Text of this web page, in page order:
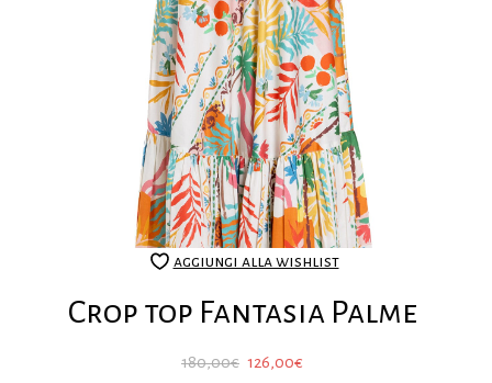
Crop top Fantasia Palme
180,00€ Il
126,00€
aggiungi alla wishlist